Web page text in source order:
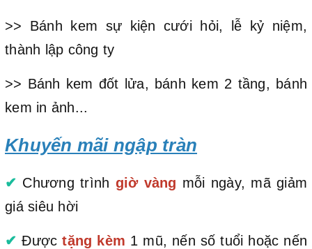
>> Bánh kem sự kiện cưới hỏi, lễ kỷ niệm,
thành lập công ty
>> Bánh kem đốt lửa, bánh kem 2 tầng, bánh
kem in ảnh...
Khuyến mãi ngập tràn
✔ Chương trình giờ vàng mỗi ngày, mã giảm
giá siêu hời
✔ Được tặng kèm 1 mũ, nến số tuổi hoặc nến